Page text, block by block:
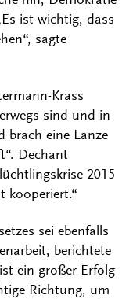
ist wichtig, dass
sagte
Krass
sind und in
brach eine Lanze
Dechant
2015
kooperiert.“
sei ebenfalls
berichtete
ein großer Erfolg
Richtung, um